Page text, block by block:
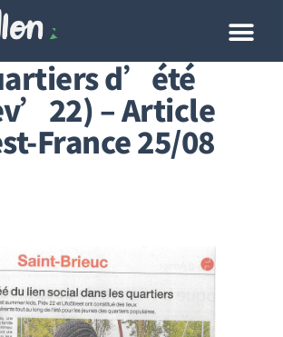
d’été
– Article
France 25/08